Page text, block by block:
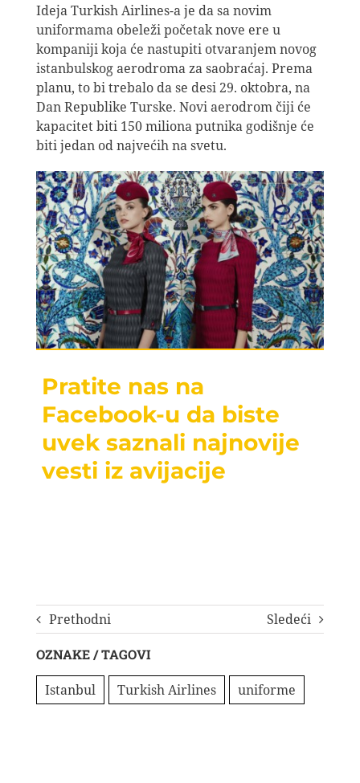
Ideja Turkish Airlines-a je da sa novim
uniformama obeleži početak nove ere u
kompaniji koja će nastupiti otvaranjem novog
istanbulskog aerodroma za saobraćaj. Prema
planu, to bi trebalo da se desi 29. oktobra, na
Dan Republike Turske. Novi aerodrom čiji će
kapacitet biti 150 miliona putnika godišnje će
biti jedan od najvećih na svetu.
Pratite nas na
Facebook-u da biste
uvek saznali najnovije
vesti iz avijacije
Prethodni Sledeći
OZNAKE / TAGOVI
Istanbul Turkish Airlines uniforme